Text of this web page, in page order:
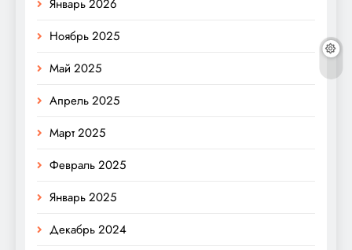
Январь 2026
Ноябрь 2025
Май 2025
Апрель 2025
Март 2025
Февраль 2025
Январь 2025
Декабрь 2024